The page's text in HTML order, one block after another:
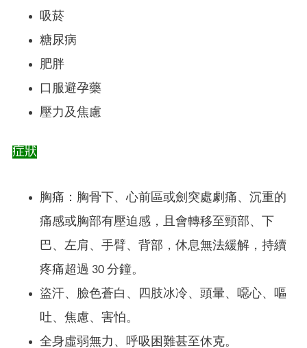
吸菸
糖尿病
肥胖
口服避孕藥
壓力及焦慮
症狀
胸痛：胸骨下、心前區或劍突處劇痛、沉重的
痛感或胸部有壓迫感，且會轉移至頸部、下
巴、左肩、手臂、背部，休息無法緩解，持續
疼痛超過 30 分鐘。
盜汗、臉色蒼白、四肢冰冷、頭暈、噁心、嘔
吐、焦慮、害怕。
全身虛弱無力、呼吸困難甚至休克。